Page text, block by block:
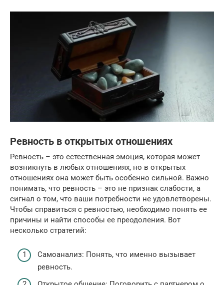
Ревность в открытых отношениях
Ревность – это естественная эмоция, которая может
возникнуть в любых отношениях, но в открытых
отношениях она может быть особенно сильной. Важно
понимать, что ревность – это не признак слабости, а
сигнал о том, что ваши потребности не удовлетворены.
Чтобы справиться с ревностью, необходимо понять ее
причины и найти способы ее преодоления. Вот
несколько стратегий:
Самоанализ: Понять, что именно вызывает
ревность.